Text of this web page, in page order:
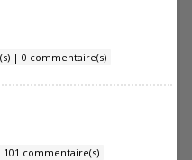
| 0 commentaire(s)
commentaire(s)